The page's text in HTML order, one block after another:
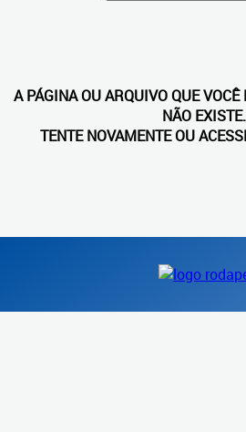
A PÁGINA OU ARQUIVO QUE
NÃO EXISTE.
TENTE NOVAMENTE OU